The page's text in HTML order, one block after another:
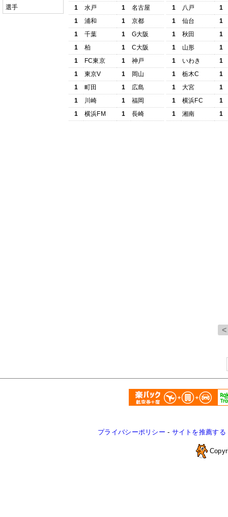
選手
1
水戸 1
名古屋
1
浦和 1
京都
1
千葉 1
G大阪
1
柏 1
C大阪
1
FC東京 1
神戸
1
東京V 1
岡山
1
町田 1
広島
1
川崎 1
福岡
1
横浜FM 1 長崎
1
八戸
1
1
仙台
1
1
秋田
1
1
山形
1
1
いわき
1
1
栃木C
1
1
大宮
1
1
横浜FC
1
1
湘南 1
プライバシーポリシー - サイトを推薦する